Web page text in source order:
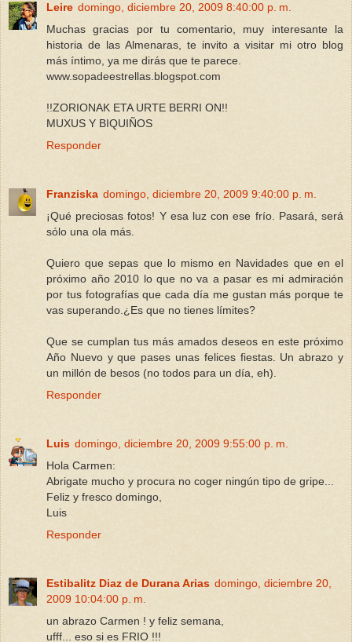
Leire domingo, diciembre 20, 2009 8:40:00 p. m.
Muchas gracias por tu comentario, muy interesante la
historia de las Almenaras, te invito a visitar mi otro blog
más íntimo, ya me dirás que te parece.
www.sopadeestrellas.blogspot.com
!!ZORIONAK ETA URTE BERRI ON!!
MUXUS Y BIQUIÑOS
Responder
Franziska domingo, diciembre 20, 2009 9:40:00 p. m.
¡Qué preciosas fotos! Y esa luz con ese frío. Pasará, será
sólo una ola más.
Quiero que sepas que lo mismo en Navidades que en el
próximo año 2010 lo que no va a pasar es mi admiración
por tus fotografías que cada día me gustan más porque te
vas superando.¿Es que no tienes límites?
Que se cumplan tus más amados deseos en este próximo
Año Nuevo y que pases unas felices fiestas. Un abrazo y
un millón de besos (no todos para un día, eh).
Responder
Luis domingo, diciembre 20, 2009 9:55:00 p. m.
Hola Carmen:
Abrigate mucho y procura no coger ningún tipo de gripe...
Feliz y fresco domingo,
Luis
Responder
Estibalitz Diaz de Durana Arias domingo, diciembre 20,
2009 10:04:00 p. m.
un abrazo Carmen ! y feliz semana,
ufff... eso si es FRIO !!!